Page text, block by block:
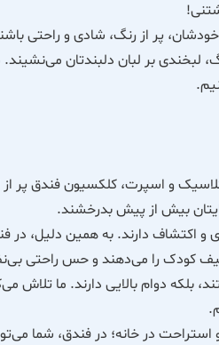
پر از رنگ، شادی و راحتی
بر لبان دلبندتان می‌نشیند.
و اسپرت، کلکسیون فندق پر
بیش از پیش بدرخشند.
و اکتشاف دارند. به همین دلیل، در
را می‌دهند و حس راحتی
دوام بالایی دارند. ما تلاش
در خانه؛ در فندق، شما